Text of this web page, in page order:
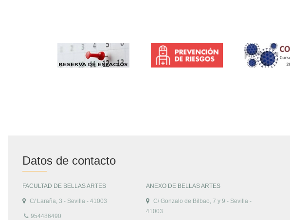
Datos de contacto
FACULTAD DE BELLAS ARTES
C/ Laraña, 3 - Sevilla - 41003
954486490
ANEXO DE BELLAS ARTES
C/ Gonzalo de Bilbao, 7 y 9 - Sevilla -
41003